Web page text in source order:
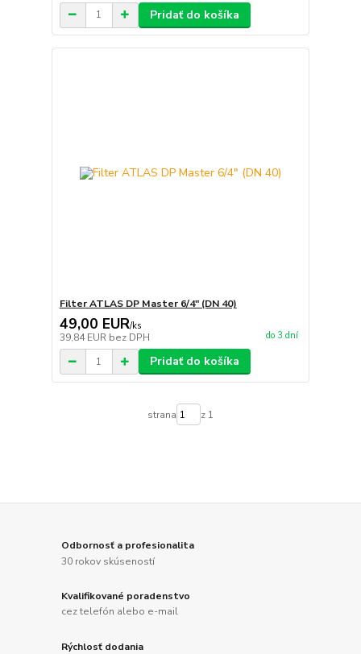
Pridať do košíka
Filter ATLAS DP Master 6/4" (DN 40)
49,00 EUR/ks
39,84 EUR bez DPH do 3 dní
Pridať do košíka
strana z 1
Odbornosť a profesionalita
30 rokov skúseností
Kvalifikované poradenstvo
cez telefón alebo e-mail
Rýchlosť dodania